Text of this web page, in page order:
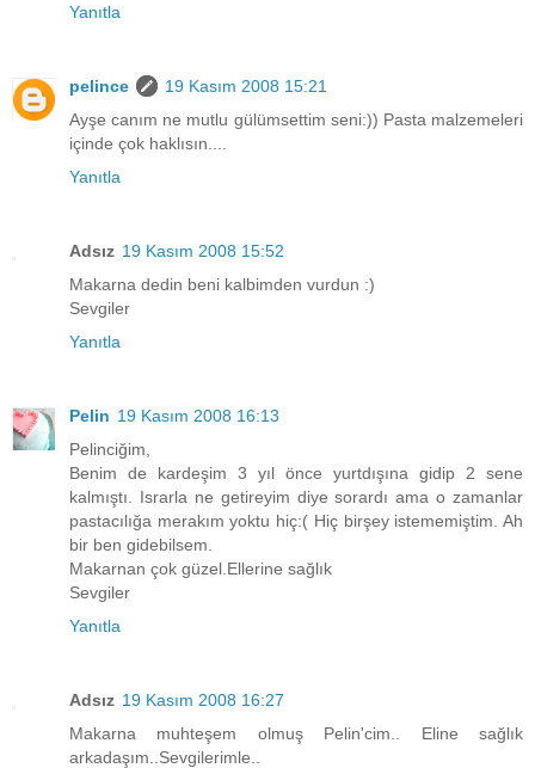
Yanıtla
pelince
19 Kasım 2008 15:21
Ayşe canım ne mutlu gülümsettim seni:)) Pasta malzemeleri
içinde çok haklısın....
Yanıtla
Adsız 19 Kasım 2008 15:52
Makarna dedin beni kalbimden vurdun :)
Sevgiler
Yanıtla
Pelin 19 Kasım 2008 16:13
Pelinciğim,
Benim de kardeşim 3 yıl önce yurtdışına gidip 2 sene
kalmıştı. Israrla ne getireyim diye sorardı ama o zamanlar
pastacılığa merakım yoktu hiç:( Hiç birşey istememiştim. Ah
bir ben gidebilsem.
Makarnan çok güzel.Ellerine sağlık
Sevgiler
Yanıtla
Adsız 19 Kasım 2008 16:27
Makarna muhteşem olmuş Pelin'cim.. Eline sağlık
arkadaşım..Sevgilerimle..